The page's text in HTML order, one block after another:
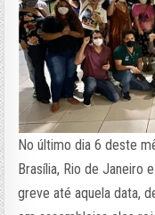
No último dia 6 deste
Brasília, Rio de Janeiro
greve até aquela data,